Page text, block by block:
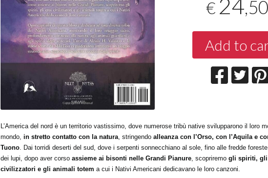
€ 24
Add to
L’America del nord è un territorio vastissimo, dove numerose tribù native svilupparono il loro
mondo, in stretto contatto con la natura, stringendo alleanza con l’Orso, con l’Aquila e
Tuono. Dai torridi deserti del sud, dove i serpenti sonnecchiano al sole, fino alle fredde
dei lupi, dopo aver corso assieme ai bisonti nelle Grandi Pianure, scopriremo gli spiriti,
civilizzatori e gli animali totem a cui i Nativi Americani dedicavano le loro canzoni.
MADE in ABYSS 1- 11 Jpop
7,90
THE
Jpop